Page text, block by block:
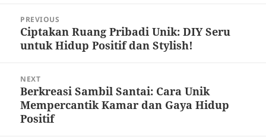
navigation
PREVIOUS
Previous
post:
Ciptakan Ruang Pribadi Unik: DIY Seru
untuk Hidup Positif dan Stylish!
NEXT
Next
post:
Berkreasi Sambil Santai: Cara Unik
Mempercantik Kamar dan Gaya Hidup
Positif